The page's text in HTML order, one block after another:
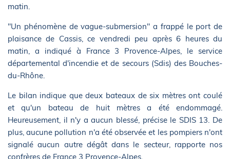
matin.
"Un phénomène de vague-submersion" a frappé le port de
plaisance de Cassis, ce vendredi peu après 6 heures du
matin, a indiqué à France 3 Provence-Alpes, le service
départemental d'incendie et de secours (Sdis) des Bouches-
du-Rhône.
Le bilan indique que deux bateaux de six mètres ont coulé
et qu'un bateau de huit mètres a été endommagé.
Heureusement, il n'y a aucun blessé, précise le SDIS 13. De
plus, aucune pollution n'a été observée et les pompiers n'ont
signalé aucun autre dégât dans le secteur, rapporte nos
confrères de France 3 Provence-Alpes.